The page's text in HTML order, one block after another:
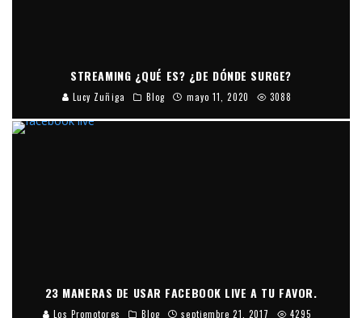
STREAMING ¿QUÉ ES? ¿DE DÓNDE SURGE?
Lucy Zuñiga Blog mayo 11, 2020 3088
23 MANERAS DE USAR FACEBOOK LIVE A TU FAVOR.
Los Promotores Blog septiembre 21, 2017 4295